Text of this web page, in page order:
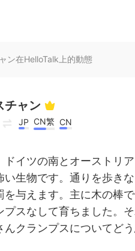
ン在HelloTalk上的動態
チャン
JP CN繁 CN
ドイツの南とオーストリ
い生物です。通りを歩きな
を与えます。主に木の棒
プスなして育ちました。
んクランプスについてど